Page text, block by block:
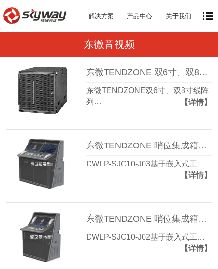
解决方案 产品中心 关于我们
东微音视频
东微TENDZONE 双6寸、双8寸线阵列低频音箱 TZOL-AS-600、TZOL-AS-800
东微TENDZONE双6寸、双8寸线阵
列…
【详情】
东微TENDZONE 哨位集成箱（警卫拓展型）DWLP-SJC10-J03
DWLP-SJC10-J03基于嵌入式工…
【详情】
东微TENDZONE 哨位集成箱（警卫基本型）DWLP-SJC10-J02
DWLP-SJC10-J02基于嵌入式工…
【详情】